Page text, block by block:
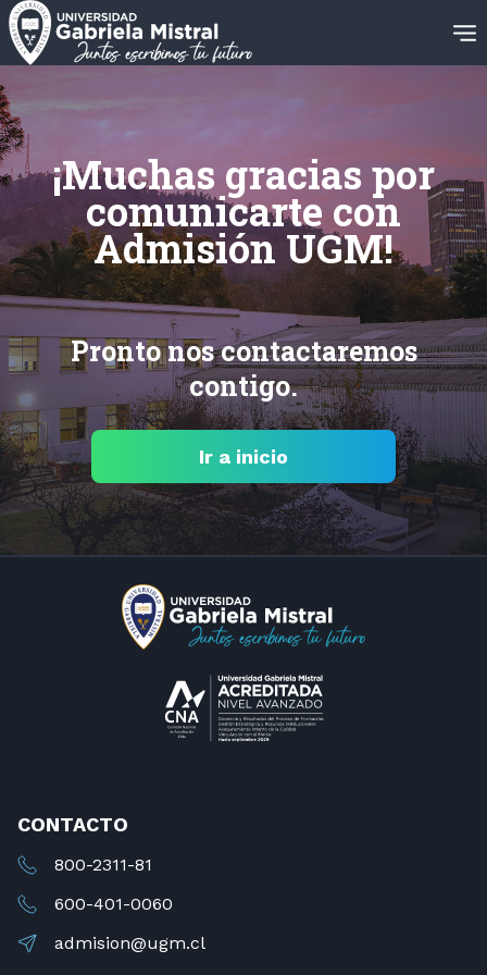
¡Muchas gracias por
comunicarte con
Admisión UGM!
Pronto nos contactaremos
contigo.
Ir a inicio
CONTACTO
800-2311-81
600-401-0060
admision@ugm.cl